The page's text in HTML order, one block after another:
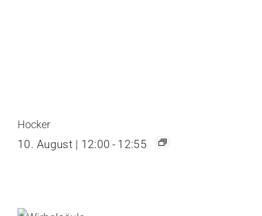
Hocker
10. August | 12:00 - 12:55